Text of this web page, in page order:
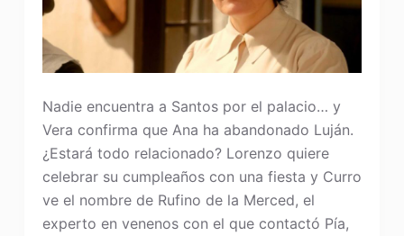
Nadie encuentra a Santos por el palacio… y
Vera confirma que Ana ha abandonado Luján.
¿Estará todo relacionado? Lorenzo quiere
celebrar su cumpleaños con una fiesta y Curro
ve el nombre de Rufino de la Merced, el
experto en venenos con el que contactó Pía,